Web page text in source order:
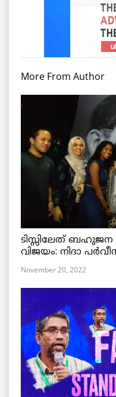
More From Author
ടിസ്സിലേത് ബഹുജന
വിജയം: നിദാ
November 20, 2022